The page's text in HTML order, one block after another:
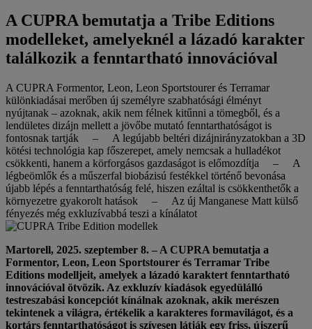
A CUPRA bemutatja a Tribe Editions
modelleket, amelyeknél a lázadó karakter
találkozik a fenntartható innovációval
A CUPRA Formentor, Leon, Leon Sportstourer és Terramar
különkiadásai merőben új személyre szabhatósági élményt
nyújtanak – azoknak, akik nem félnek kitűnni a tömegből, és a
lendületes dizájn mellett a jövőbe mutató fenntarthatóságot is
fontosnak tartják – A legújabb beltéri dizájnirányzatokban a 3D
kötési technológia kap főszerepet, amely nemcsak a hulladékot
csökkenti, hanem a körforgásos gazdaságot is előmozdítja – A
légbeömlők és a műszerfal biobázisú festékkel történő bevonása
újabb lépés a fenntarthatóság felé, hiszen ezáltal is csökkenthetők a
környezetre gyakorolt hatások – Az új Manganese Matt külső
fényezés még exkluzívabbá teszi a kínálatot
Martorell, 2025. szeptember 8. – A CUPRA bemutatja a
Formentor, Leon, Leon Sportstourer és Terramar Tribe
Editions modelljeit, amelyek a lázadó karaktert fenntartható
innovációval ötvözik. Az exkluzív kiadások egyedülálló
testreszabási koncepciót kínálnak azoknak, akik merészen
tekintenek a világra, értékelik a karakteres formavilágot, és a
kortárs fenntarthatóságot is szívesen látják egy friss, újszerű